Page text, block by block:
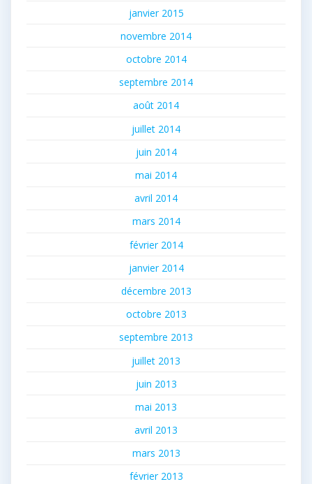
janvier 2015
novembre 2014
octobre 2014
septembre 2014
août 2014
juillet 2014
juin 2014
mai 2014
avril 2014
mars 2014
février 2014
janvier 2014
décembre 2013
octobre 2013
septembre 2013
juillet 2013
juin 2013
mai 2013
avril 2013
mars 2013
février 2013